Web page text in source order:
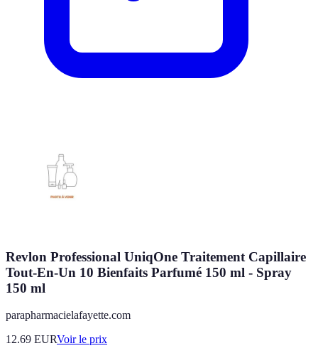
Revlon Professional UniqOne Traitement Capillaire
Tout-En-Un 10 Bienfaits Parfumé 150 ml - Spray
150 ml
parapharmacielafayette.com
12.69 EURVoir le prix